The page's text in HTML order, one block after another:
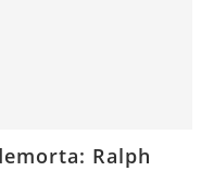
Ralph